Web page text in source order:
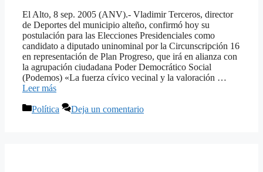
El Alto, 8 sep. 2005 (ANV).- Vladimir Terceros, director
de Deportes del municipio alteño, confirmó hoy su
postulación para las Elecciones Presidenciales como
candidato a diputado uninominal por la Circunscripción 16
en representación de Plan Progreso, que irá en alianza con
la agrupación ciudadana Poder Democrático Social
(Podemos) «La fuerza cívico vecinal y la valoración …
Leer más
Categorías
Política Deja un comentario